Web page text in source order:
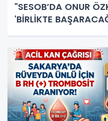
"SESOB’DA ONUR
'BİRLİKTE